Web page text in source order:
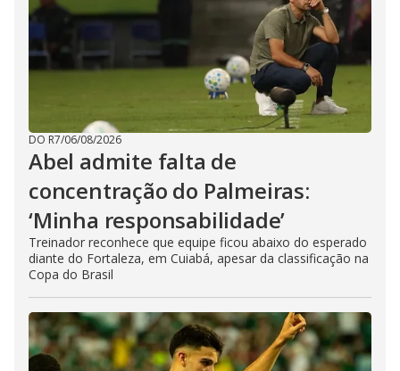
DO R7/06/08/2026
Abel admite falta de
concentração do Palmeiras:
‘Minha responsabilidade’
Treinador reconhece que equipe ficou abaixo do esperado
diante do Fortaleza, em Cuiabá, apesar da classificação na
Copa do Brasil